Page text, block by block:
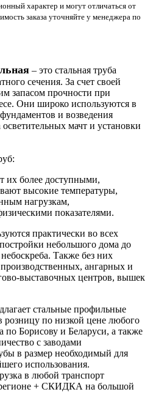
характер и могут отличаться от
заказа уточняйте у менеджера по
– это стальная труба
сечения. За счет своей
запасом прочности при
Они широко используются в
и возведения
мачт и установки
их более доступными,
высокие температуры,
нагрузкам,
показателями.
практически во всех
небольшого дома до
Также без них
ангарных и
выставочных центров, вышек
стальные профильные
розницу по низкой цене любого
по Борисову и Беларуси, а также
с заводами
в размер необходимый для
использования.
в любой транспорт
+ СКИДКА на большой